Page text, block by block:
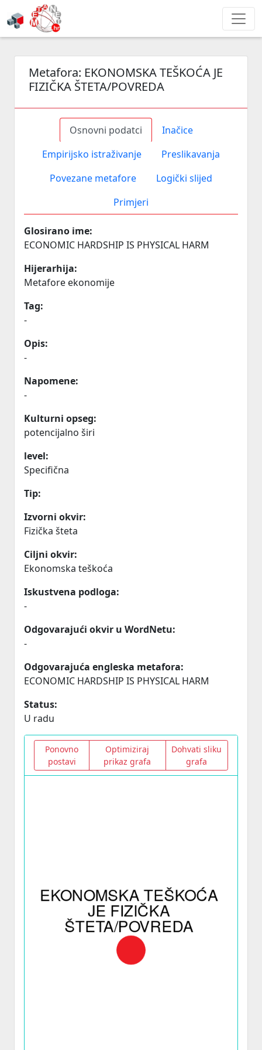
Metafora: EKONOMSKA TEŠKOĆA JE
FIZIČKA ŠTETA/POVREDA
Osnovni podatci
Inačice
Empirijsko istraživanje
Preslikavanja
Povezane metafore
Logički slijed
Primjeri
Glosirano ime:
ECONOMIC HARDSHIP IS PHYSICAL HARM
Hijerarhija:
Metafore ekonomije
Tag:
-
Opis:
-
Napomene:
-
Kulturni opseg:
potencijalno širi
level:
Specifična
Tip:
Izvorni okvir:
Fizička šteta
Ciljni okvir:
Ekonomska teškoća
Iskustvena podloga:
-
Odgovarajući okvir u WordNetu:
-
Odgovarajuća engleska metafora:
ECONOMIC HARDSHIP IS PHYSICAL HARM
Status:
U radu
Ponovno
postavi
Optimiziraj
prikaz grafa
Dohvati sliku
grafa